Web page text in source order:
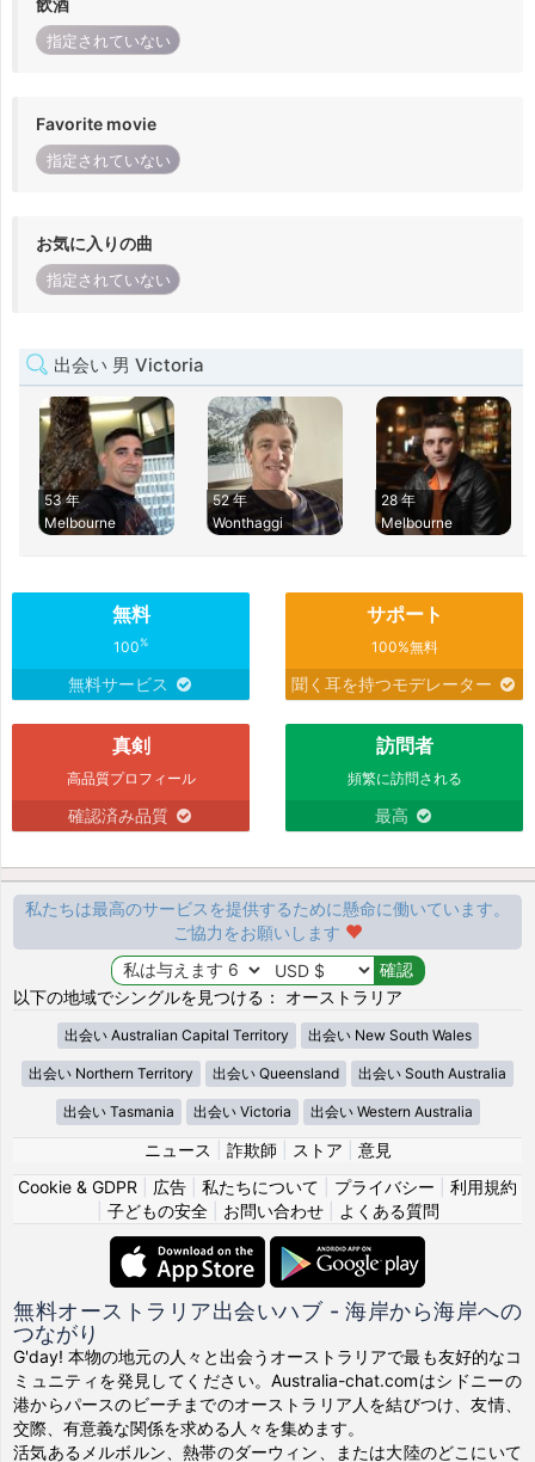
指定されていない
Favorite movie
指定されていない
お気に入りの曲
指定されていない
出会い 男 Victoria
53 年
Melbourne
52 年
Wonthaggi
28 年
Melbourne
無料
100%
無料サービス
サポート
100%無料
聞く耳を持つモデレーター
真剣
高品質プロフィール
確認済み品質
訪問者
頻繁に訪問される
最高
私たちは最高のサービスを提供するために懸命に働いています。
ご協力をお願いします
以下の地域でシングルを見つける： オーストラリア
出会い Australian Capital Territory 出会い New South Wales
出会い Northern Territory 出会い Queensland 出会い South Australia
出会い Tasmania 出会い Victoria 出会い Western Australia
ニュース 詐欺師 ストア
意見
Cookie & GDPR
広告 私たちについて プライバシー
利用規約
子どもの安全| お問い合わせ| よくある質問
無料オーストラリア出会いハブ - 海岸から海岸への
つながり
G'day! 本物の地元の人々と出会うオーストラリアで最も友好的なコ
ミュニティを発見してください。Australia-chat.comはシドニーの
港からパースのビーチまでのオーストラリア人を結びつけ、友情、
交際、有意義な関係を求める人々を集めます。
活気あるメルボルン、熱帯のダーウィン、または大陸のどこにいて